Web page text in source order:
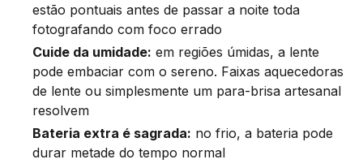
estão pontuais antes de passar a noite toda
fotografando com foco errado
Cuide da umidade: em regiões úmidas, a lente
pode embaciar com o sereno. Faixas aquecedoras
de lente ou simplesmente um para-brisa artesanal
resolvem
Bateria extra é sagrada: no frio, a bateria pode
durar metade do tempo normal